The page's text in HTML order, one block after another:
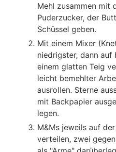
Mehl zusammen mit
Puderzucker, der
Schüssel geben.
Mit einem Mixer
niedrigster, dann auf
einem glatten Teig
leicht bemehlter
ausrollen. Sterne
mit Backpapier
legen.
M&Ms jeweils auf
verteilen, zwei